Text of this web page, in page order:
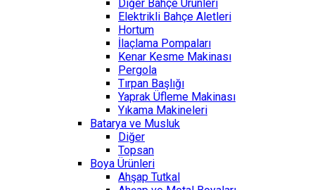
Diğer Bahçe Ürünleri
Elektrikli Bahçe Aletleri
Hortum
İlaçlama Pompaları
Kenar Kesme Makinası
Pergola
Tırpan Başlığı
Yaprak Üfleme Makinası
Yıkama Makineleri
Batarya ve Musluk
Diğer
Topsan
Boya Ürünleri
Ahşap Tutkal